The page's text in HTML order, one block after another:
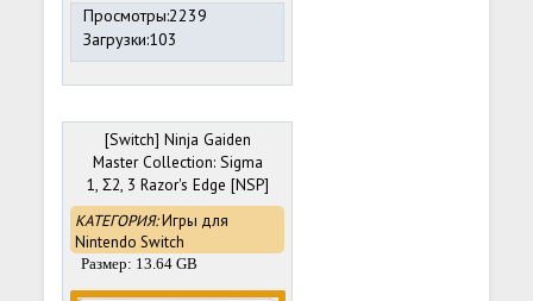
Просмотры:2239
Загрузки:103
[Switch] Ninja Gaiden
Master Collection: Sigma
1, Σ2, 3 Razor's Edge [NSP]
[ENG]
КАТЕГОРИЯ:Игры для
Nintendo Switch
Размер: 13.64 GB